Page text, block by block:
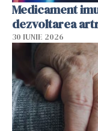
Medicament
dezvoltarea
30 IUNIE 2026